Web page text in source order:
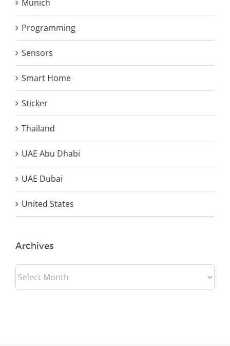
Munich
Programming
Sensors
Smart Home
Sticker
Thailand
UAE Abu Dhabi
UAE Dubai
United States
Archives
Archives